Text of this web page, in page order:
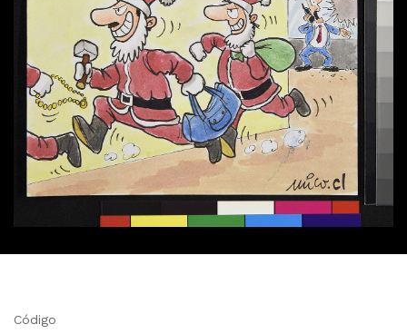
Código